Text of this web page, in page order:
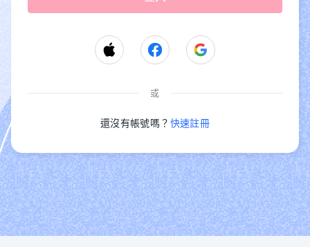
或
還沒有帳號嗎？ 快速註冊